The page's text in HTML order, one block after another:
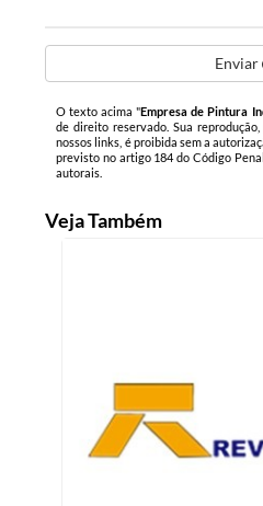
Enviar
O texto acima "Empresa de Pintura
de direito reservado. Sua
nossos links, é proibida sem a
previsto no artigo 184 do Código
autorais
Veja Também